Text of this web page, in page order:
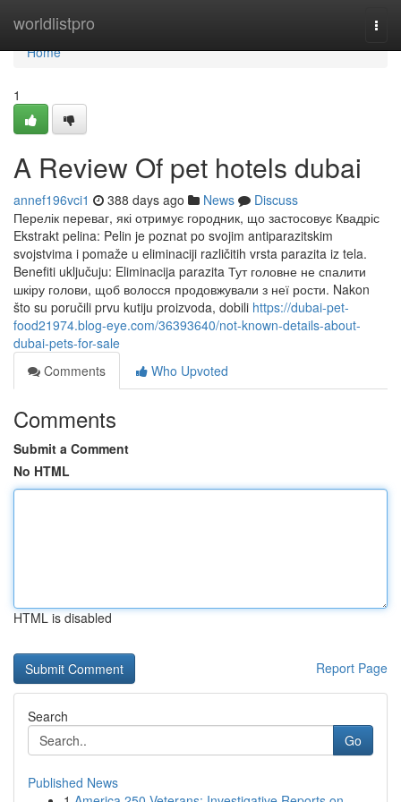
worldlistpro
Home
Home
1
A Review Of pet hotels dubai
annef196vci1 388 days ago News
Discuss
Перелік переваг, які отримує городник, що застосовує Квадріс
Ekstrakt pelina: Pelin je poznat po svojim antiparazitskim
svojstvima i pomaže u eliminaciji različitih vrsta parazita iz tela.
Benefiti uključuju: Eliminacija parazita Тут головне не спалити
шкіру голови, щоб волосся продовжували з неї рости. Nakon
što su poručili prvu kutiju proizvoda, dobili https://dubai-pet-
food21974.blog-eye.com/36393640/not-known-details-about-
dubai-pets-for-sale
Comments
Who Upvoted
Comments
Submit a Comment
No HTML
HTML is disabled
Report Page
Search
Go
Published News